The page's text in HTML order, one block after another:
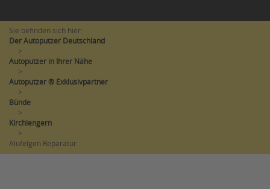
Sie befinden sich hier:
Der Autoputzer Deutschland
>
Autoputzer in Ihrer Nähe
>
Autoputzer ® Exklusivpartner
>
Bünde
>
Kirchlengern
>
Alufelgen Reparatur